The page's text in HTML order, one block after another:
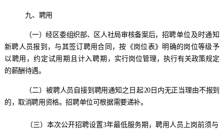
九、 聘用
（一）经 区委组织部、 区 人社局审核备案后， 招聘单位 及时通知
新聘人员报到，与其签订聘用合同，按《岗位表》明确的岗位等级予
以聘用 ，约定试用期 且计入聘期 ， 实行岗位管理，执行有关政策规定
的薪酬待遇。
（二） 被聘人员自接到聘用通知 之日起20日内无正当理由不报到
的，取消聘用资格。招聘单位可根据需要递补。
（三）本次公开招聘设置3年最低服务期，聘用人员上岗前须与